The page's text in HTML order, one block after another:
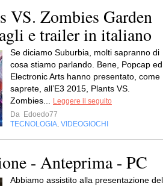
VS. Zombies Garden
e trailer in italiano
Se diciamo Suburbia, molti sapranno di
cosa stiamo parlando. Bene, Popcap ed
Electronic Arts hanno presentato, come
saprete, all’E3 2015, Plants VS.
Zombies...
Leggere il seguito
Da Edoedo77
TECNOLOGIA VIDEOGIOCHI
- Anteprima - PC
Abbiamo assistito alla presentazione del